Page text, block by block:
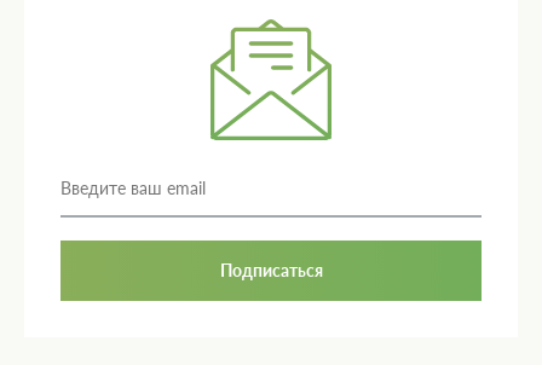
Подписаться